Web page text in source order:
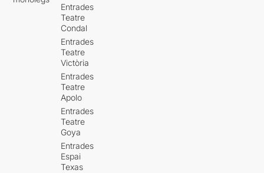
Entrades
Teatre
Condal
Entrades
Teatre
Victòria
Entrades
Teatre
Apolo
Entrades
Teatre
Goya
Entrades
Espai
Texas